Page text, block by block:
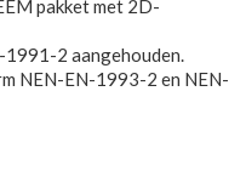
pakket met 2D-
2 aangehouden.
NEN-EN-1993-2 en NEN-